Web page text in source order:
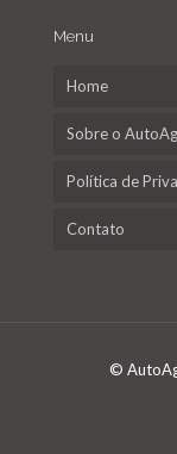
Menu
Home
Sobre o
Política de
Contato
©